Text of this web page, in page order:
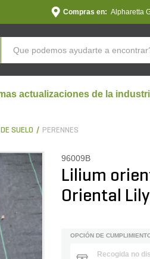
Compras en: Alpharetta
actualizaciones de la
SUELO PERENNES
96009B
Lilium
Oriental Lily
OPCIÓN DE
Recogida no